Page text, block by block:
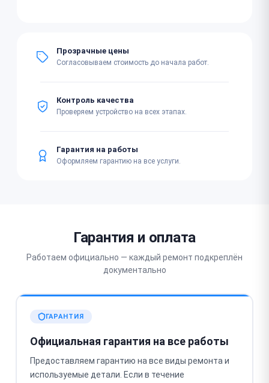
Прозрачные цены
Согласовываем стоимость до начала работ.
Контроль качества
Проверяем устройство на всех этапах.
Гарантия на работы
Оформляем гарантию на все услуги.
Гарантия и оплата
Работаем официально — каждый ремонт подкреплён
документально
ГАРАНТИЯ
Официальная гарантия на все работы
Предоставляем гарантию на все виды ремонта и
используемые детали. Если в течение